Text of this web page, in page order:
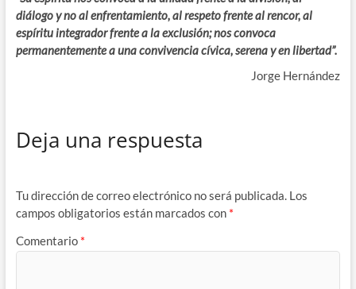
diálogo y no al enfrentamiento, al respeto frente al rencor, al
espíritu integrador frente a la exclusión; nos convoca
permanentemente a una convivencia cívica, serena y en libertad”.
Jorge Hernández
Deja una respuesta
Tu dirección de correo electrónico no será publicada. Los
campos obligatorios están marcados con *
Comentario *